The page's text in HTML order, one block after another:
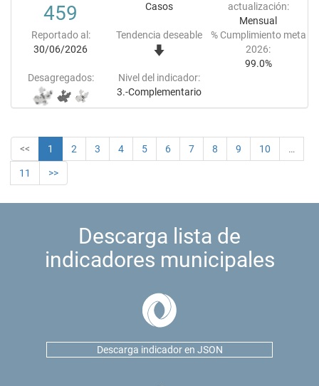
459
Casos
actualización:
Mensual
Reportado al:
30/06/2026
Tendencia deseable
% Cumplimiento meta
2026:
99.0%
Desagregados:
Nivel del indicador:
3.-Complementario
<< 1 2 3 4 5 6 7 8 9 10 …
11 >>
Descarga lista de
indicadores municipales
Descarga indicador en JSON